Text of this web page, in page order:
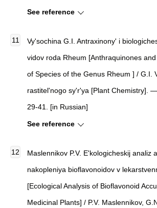
See reference
Vy'sochina G.I. Antraxinony' i
vidov roda Rheum [Anthraquinones
of Species of the Genus Rheum ] / G.I.
rastitel'nogo sy'r'ya [Plant Chemistry] .
29-41. [in Russian]
See reference
Maslennikov P.V. E'kologicheskij analiz
nakopleniya bioflavonoidov v
[Ecological Analysis of Bioflavonoid
Medicinal Plants] / P.V. Maslennikov,